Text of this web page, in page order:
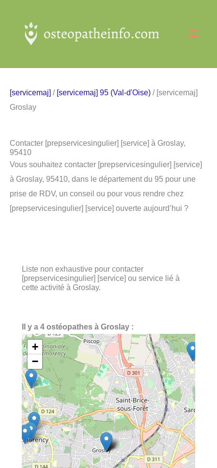
contenu
[servicemaj] / [servicemaj] 95 (Val-d'Oise) / [servicemaj]
Groslay
Contacter [prepservicesingulier] [service] à Groslay,
95410
Vous souhaitez contacter [prepservicesingulier] [service]
à Groslay, 95410, dans le département du 95 pour une
prise de RDV, un conseil ou pour vous rendre chez
[prepservicesingulier] [service] ouverte aujourd’hui ?
Liste non exhaustive pour contacter
[prepservicesingulier] [service] ou service lié à
cette activité à Groslay.
Il y a 4 ostéopathes à Groslay :
+
−